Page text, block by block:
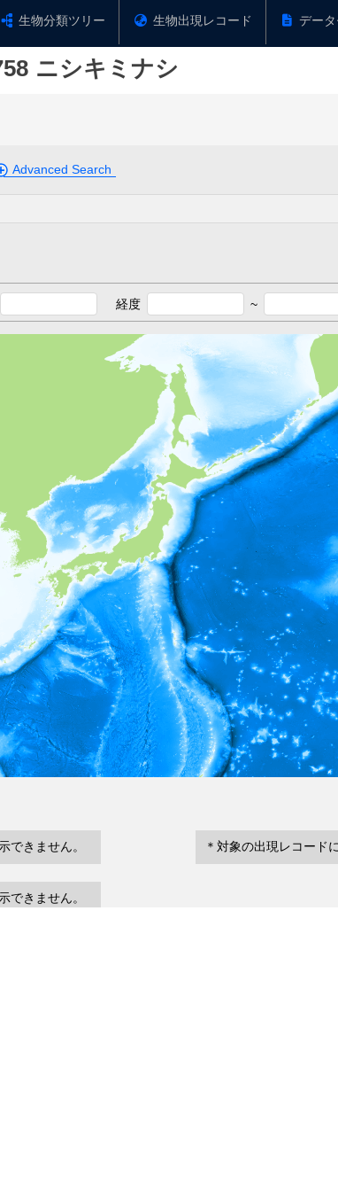
生物分類ツリー 生物出現レコード デー
ニシキミナシ
Advanced Search
経度 ~
できません。 ＊対象の出現レコード
できません。